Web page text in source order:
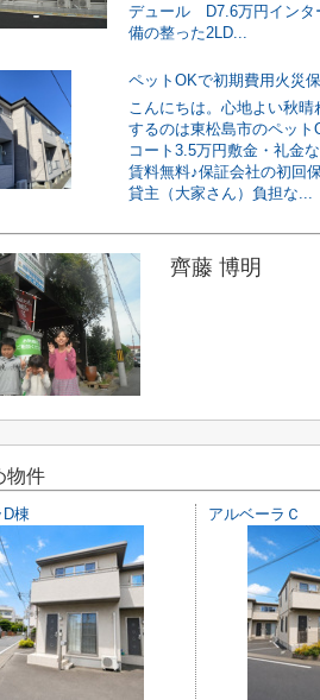
デュール D7.6万円インタ
備の整った2LD...
ペットOKで初期費用火災
こんにちは。心地よい秋
するのは東松島市のペット
コート3.5万円敷金・礼金
賃料無料♪保証会社の初回
貸主（大家さん）負担な...
齊藤 博明
物件
棟 アルベーラＣ